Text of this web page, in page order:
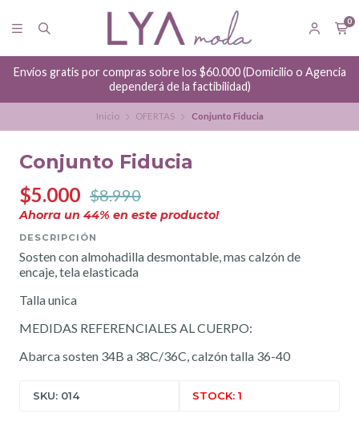
0
Envíos gratis por compras sobre los $60.000 (Domicilio o Agencia
dependerá de la factibilidad)
Inicio OFERTAS Conjunto Fiducia
Conjunto Fiducia
$5.000 $8.990
Ahorra un 44% en este producto!
DESCRIPCIÓN
Sosten con almohadilla desmontable, mas calzón de
encaje, tela elasticada
Talla unica
MEDIDAS REFERENCIALES AL CUERPO:
Abarca sosten 34B a 38C/36C, calzón talla 36-40
SKU: 014 STOCK: 1